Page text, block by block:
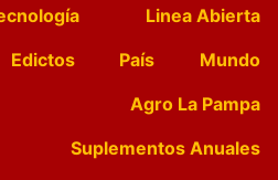
Linea Abierta
Edictos País
Mundo
Agro La Pampa
Suplementos Anuales